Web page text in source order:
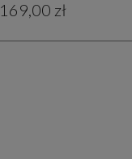
169,00 zł